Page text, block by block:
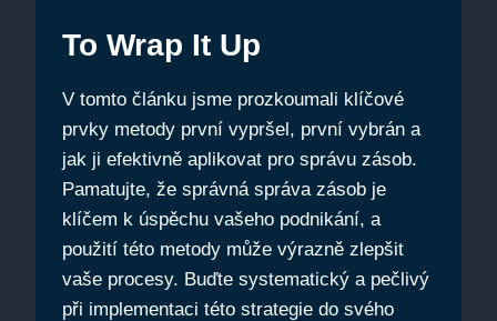
To Wrap‌ It Up
V tomto článku jsme prozkoumali klíčové
prvky⁣ metody první ​vypršel,⁢ první vybrán a
jak ji‍ efektivně aplikovat‌ pro správu zásob.
Pamatujte, ⁣že správná správa zásob je
klíčem k úspěchu vašeho podnikání, a
použití této metody ‍může výrazně⁤ zlepšit
vaše procesy. Buďte systematický a pečlivý
při implementaci ⁢této strategie do svého